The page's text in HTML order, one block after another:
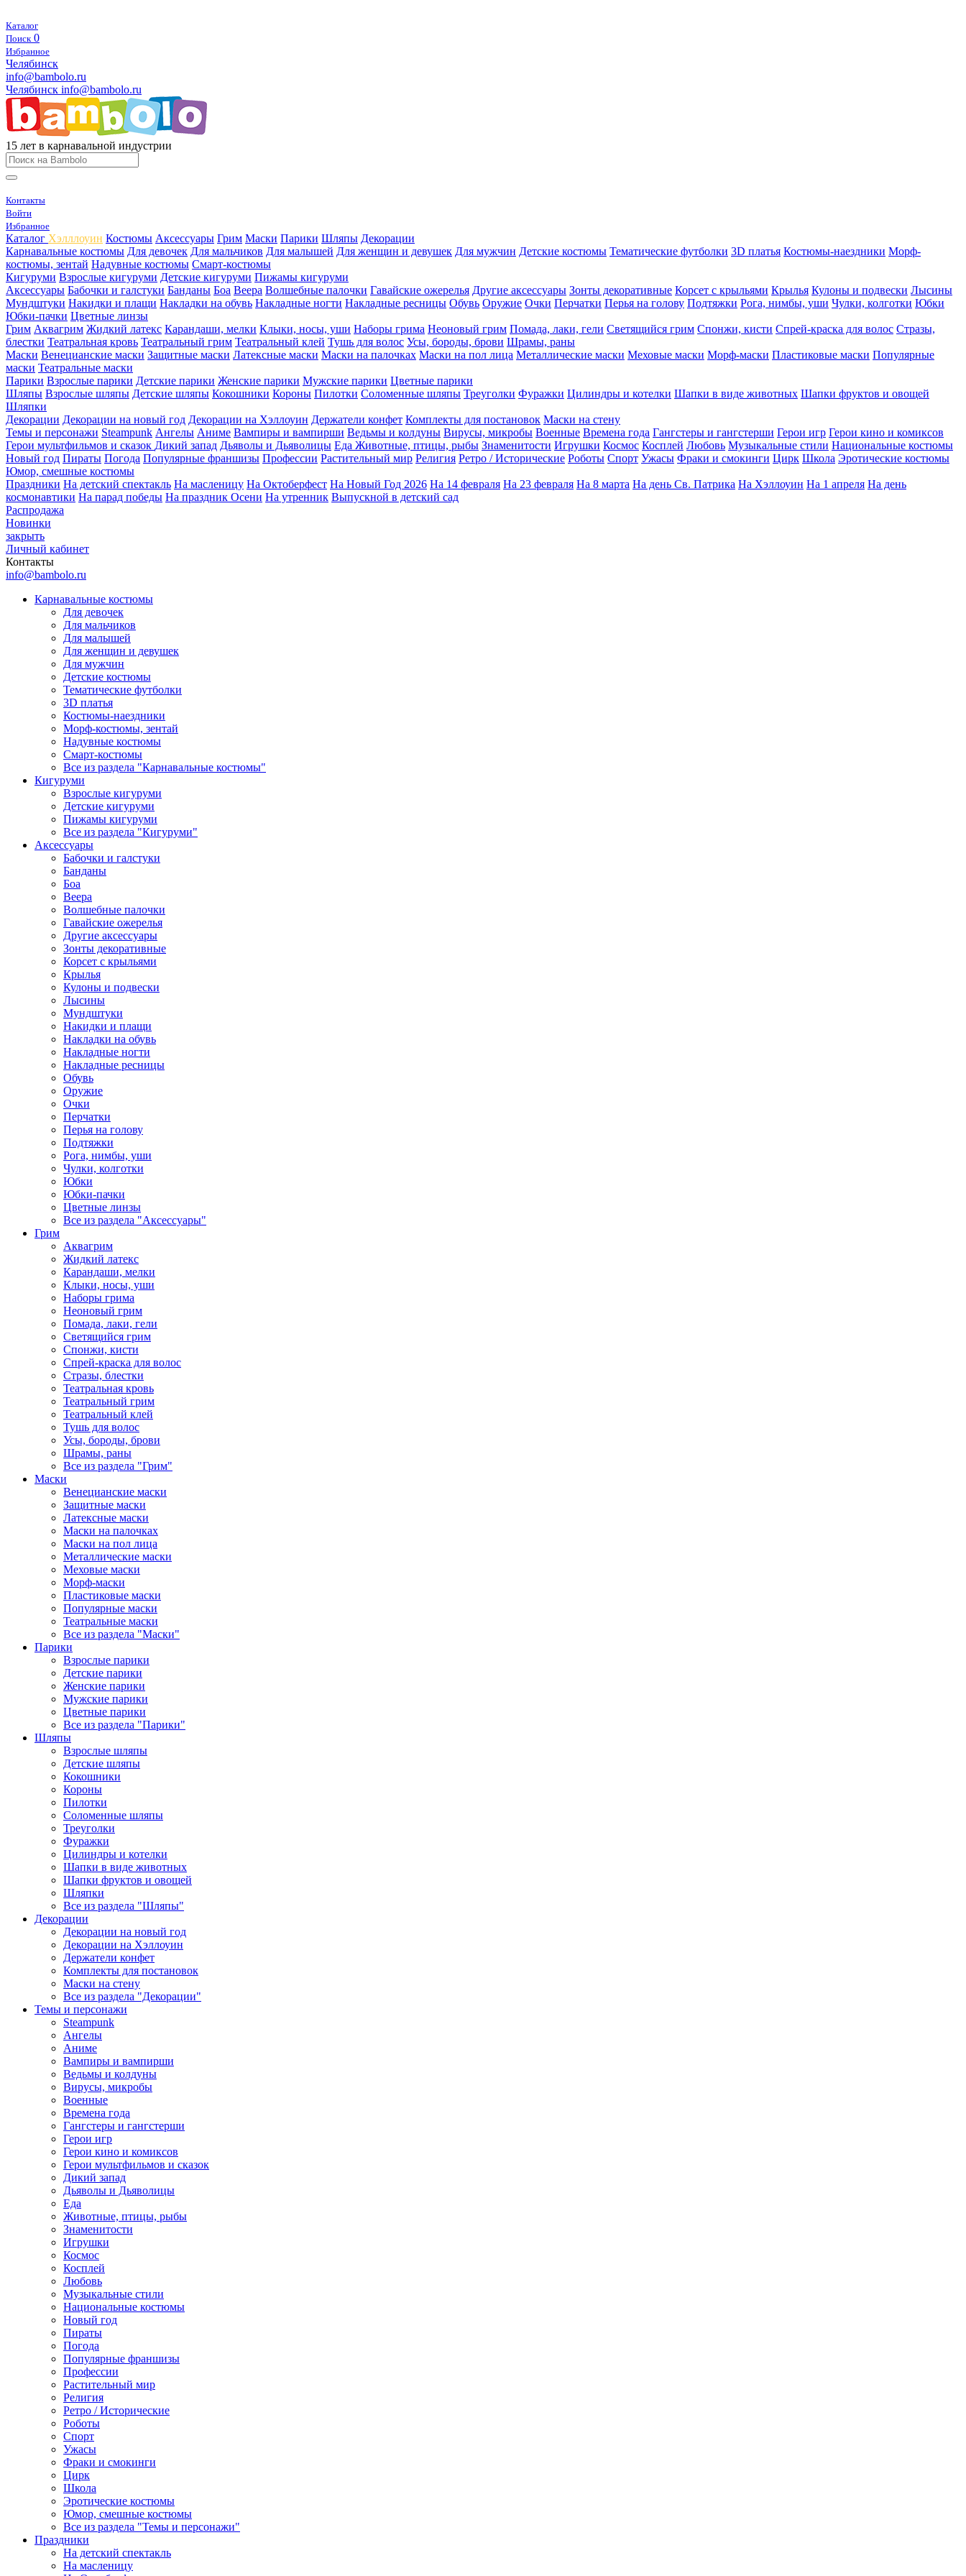
Каталог
Поиск 0
Избранное
Челябинск
info@bambolo.ru
Челябинск info@bambolo.ru
15 лет в карнавальной индустрии
Контакты
Войти
Избранное
Каталог Хэлллоуин Костюмы Аксессуары Грим Маски Парики Шляпы Декорации
Карнавальные костюмы Для девочек Для мальчиков Для малышей Для женщин и девушек Для мужчин Детские костюмы Тематические футболки 3D платья Костюмы-наездники Морф-
костюмы, зентай Надувные костюмы Смарт-костюмы
Кигуруми Взрослые кигуруми Детские кигуруми Пижамы кигуруми
Аксессуары Бабочки и галстуки Банданы Боа Веера Волшебные палочки Гавайские ожерелья Другие аксессуары Зонты декоративные Корсет с крыльями Крылья Кулоны и подвески Лысины
Мундштуки Накидки и плащи Накладки на обувь Накладные ногти Накладные ресницы Обувь Оружие Очки Перчатки Перья на голову Подтяжки Рога, нимбы, уши Чулки, колготки Юбки
Юбки-пачки Цветные линзы
Грим Аквагрим Жидкий латекс Карандаши, мелки Клыки, носы, уши Наборы грима Неоновый грим Помада, лаки, гели Светящийся грим Спонжи, кисти Спрей-краска для волос Стразы,
блестки Театральная кровь Театральный грим Театральный клей Тушь для волос Усы, бороды, брови Шрамы, раны
Маски Венецианские маски Защитные маски Латексные маски Маски на палочках Маски на пол лица Металлические маски Меховые маски Морф-маски Пластиковые маски Популярные
маски Театральные маски
Парики Взрослые парики Детские парики Женские парики Мужские парики Цветные парики
Шляпы Взрослые шляпы Детские шляпы Кокошники Короны Пилотки Соломенные шляпы Треуголки Фуражки Цилиндры и котелки Шапки в виде животных Шапки фруктов и овощей
Шляпки
Декорации Декорации на новый год Декорации на Хэллоуин Держатели конфет Комплекты для постановок Маски на стену
Темы и персонажи Steampunk Ангелы Аниме Вампиры и вампирши Ведьмы и колдуны Вирусы, микробы Военные Времена года Гангстеры и гангстерши Герои игр Герои кино и комиксов
Герои мультфильмов и сказок Дикий запад Дьяволы и Дьяволицы Еда Животные, птицы, рыбы Знаменитости Игрушки Космос Косплей Любовь Музыкальные стили Национальные костюмы
Новый год Пираты Погода Популярные франшизы Профессии Растительный мир Религия Ретро / Исторические Роботы Спорт Ужасы Фраки и смокинги Цирк Школа Эротические костюмы
Юмор, смешные костюмы
Праздники На детский спектакль На масленицу На Октоберфест На Новый Год 2026 На 14 февраля На 23 февраля На 8 марта На день Св. Патрика На Хэллоуин На 1 апреля На день
космонавтики На парад победы На праздник Осени На утренник Выпускной в детский сад
Распродажа
Новинки
закрыть
Личный кабинет
Контакты
info@bambolo.ru
Карнавальные костюмы
Для девочек
Для мальчиков
Для малышей
Для женщин и девушек
Для мужчин
Детские костюмы
Тематические футболки
3D платья
Костюмы-наездники
Морф-костюмы, зентай
Надувные костюмы
Смарт-костюмы
Все из раздела "Карнавальные костюмы"
Кигуруми
Взрослые кигуруми
Детские кигуруми
Пижамы кигуруми
Все из раздела "Кигуруми"
Аксессуары
Бабочки и галстуки
Банданы
Боа
Веера
Волшебные палочки
Гавайские ожерелья
Другие аксессуары
Зонты декоративные
Корсет с крыльями
Крылья
Кулоны и подвески
Лысины
Мундштуки
Накидки и плащи
Накладки на обувь
Накладные ногти
Накладные ресницы
Обувь
Оружие
Очки
Перчатки
Перья на голову
Подтяжки
Рога, нимбы, уши
Чулки, колготки
Юбки
Юбки-пачки
Цветные линзы
Все из раздела "Аксессуары"
Грим
Аквагрим
Жидкий латекс
Карандаши, мелки
Клыки, носы, уши
Наборы грима
Неоновый грим
Помада, лаки, гели
Светящийся грим
Спонжи, кисти
Спрей-краска для волос
Стразы, блестки
Театральная кровь
Театральный грим
Театральный клей
Тушь для волос
Усы, бороды, брови
Шрамы, раны
Все из раздела "Грим"
Маски
Венецианские маски
Защитные маски
Латексные маски
Маски на палочках
Маски на пол лица
Металлические маски
Меховые маски
Морф-маски
Пластиковые маски
Популярные маски
Театральные маски
Все из раздела "Маски"
Парики
Взрослые парики
Детские парики
Женские парики
Мужские парики
Цветные парики
Все из раздела "Парики"
Шляпы
Взрослые шляпы
Детские шляпы
Кокошники
Короны
Пилотки
Соломенные шляпы
Треуголки
Фуражки
Цилиндры и котелки
Шапки в виде животных
Шапки фруктов и овощей
Шляпки
Все из раздела "Шляпы"
Декорации
Декорации на новый год
Декорации на Хэллоуин
Держатели конфет
Комплекты для постановок
Маски на стену
Все из раздела "Декорации"
Темы и персонажи
Steampunk
Ангелы
Аниме
Вампиры и вампирши
Ведьмы и колдуны
Вирусы, микробы
Военные
Времена года
Гангстеры и гангстерши
Герои игр
Герои кино и комиксов
Герои мультфильмов и сказок
Дикий запад
Дьяволы и Дьяволицы
Еда
Животные, птицы, рыбы
Знаменитости
Игрушки
Космос
Косплей
Любовь
Музыкальные стили
Национальные костюмы
Новый год
Пираты
Погода
Популярные франшизы
Профессии
Растительный мир
Религия
Ретро / Исторические
Роботы
Спорт
Ужасы
Фраки и смокинги
Цирк
Школа
Эротические костюмы
Юмор, смешные костюмы
Все из раздела "Темы и персонажи"
Праздники
На детский спектакль
На масленицу